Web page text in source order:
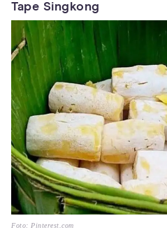
Tape Singkong
Foto: Pinterest.com